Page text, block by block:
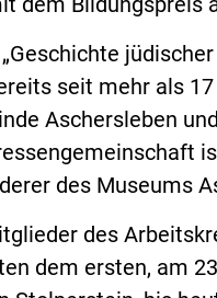
seit mehr als
Aschersleben
des Museums
des
dem ersten, am